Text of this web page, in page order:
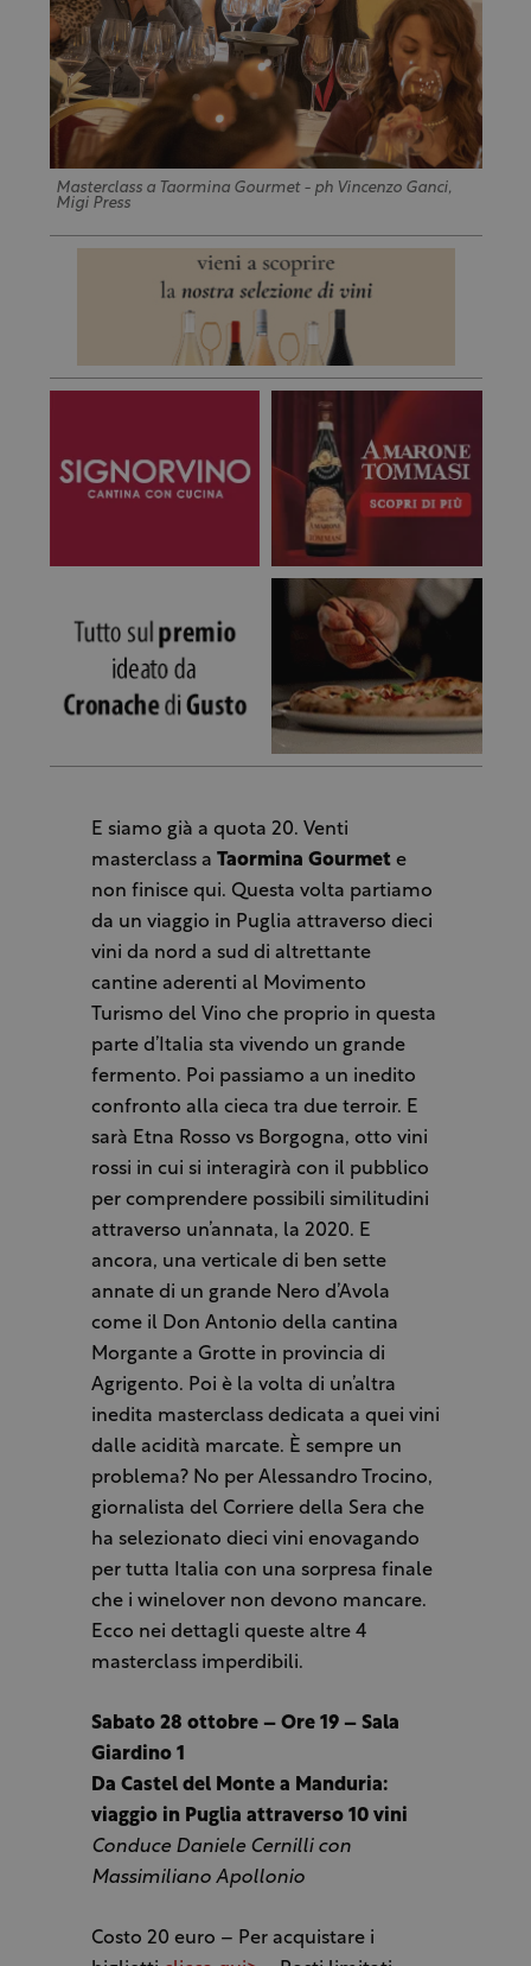
Masterclass a Taormina Gourmet - ph Vincenzo Ganci,
Migi Press
E siamo già a quota 20. Venti
masterclass a Taormina Gourmete
non finisce qui. Questa volta partiamo
da un viaggio in Puglia attraverso dieci
vini da nord a sud di altrettante
cantine aderenti al Movimento
Turismo del Vino che proprio in questa
parte d’Italia sta vivendo un grande
fermento. Poi passiamo a un inedito
confronto alla cieca tra due terroir. E
sarà Etna Rosso vs Borgogna, otto vini
rossi in cui si interagirà con il pubblico
per comprendere possibili similitudini
attraverso un’annata, la 2020. E
ancora, una verticale di ben sette
annate di un grande Nero d’Avola
come il Don Antonio della cantina
Morgante a Grotte in provincia di
Agrigento. Poi è la volta di un’altra
inedita masterclass dedicata a quei vini
dalle acidità marcate. È sempre un
problema? No per Alessandro Trocino,
giornalista del Corriere della Sera che
ha selezionato dieci vini enovagando
per tutta Italia con una sorpresa finale
che i winelover non devono mancare.
Ecco nei dettagli queste altre 4
masterclass imperdibili.
Sabato 28 ottobre – Ore 19 – Sala
Giardino 1
Da Castel del Monte a Manduria:
viaggio in Puglia attraverso 10 vini
Conduce Daniele Cernilli con
Massimiliano Apollonio
Costo 20 euro – Per acquistare i